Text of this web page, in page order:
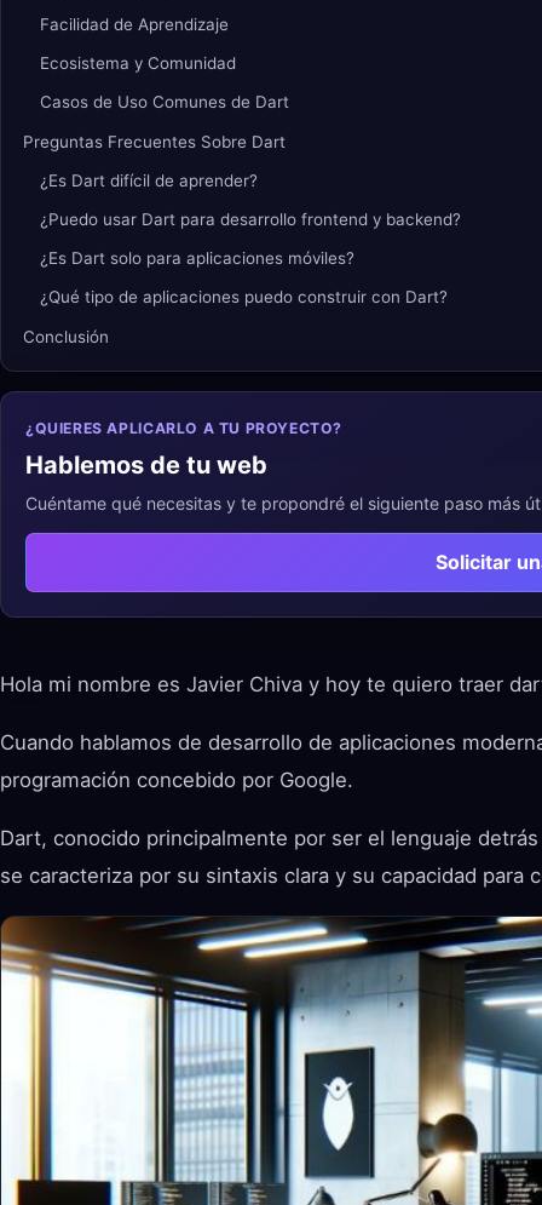
Hola mi nombre es Javier Chiva y hoy te quiero traer
Cuando hablamos de desarrollo de aplicaciones
programación concebido por Google.
Dart, conocido principalmente por ser el lenguaje
se caracteriza por su sintaxis clara y su capacidad
Facilidad de Aprendizaje
Ecosistema y Comunidad
Casos de Uso Comunes de Dart
Preguntas Frecuentes Sobre Dart
¿Es Dart difícil de aprender?
¿Puedo usar Dart para desarrollo frontend y backend?
¿Es Dart solo para aplicaciones móviles?
¿Qué tipo de aplicaciones puedo construir con Dart?
Conclusión
¿QUIERES APLICARLO A TU PROYECTO?
Hablemos de tu web
Cuéntame qué necesitas y te propondré el siguiente paso más
Solicitar